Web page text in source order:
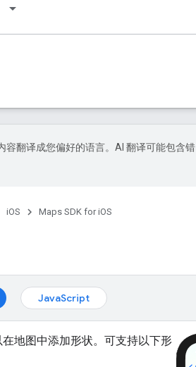
容翻译成您偏好的语言。AI 翻译可能包含错
iOS Maps SDK for iOS
JavaScript
地图中添加形状。可支持以下形